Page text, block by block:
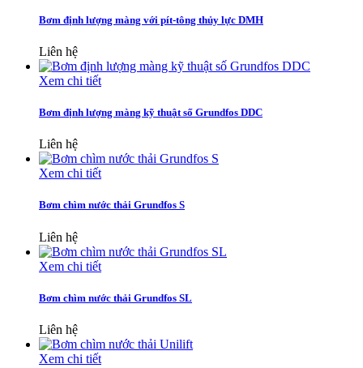
Bơm định lượng màng với pít-tông thủy lực DMH
Liên hệ
Xem chi tiết
Bơm định lượng màng kỹ thuật số Grundfos DDC
Liên hệ
Xem chi tiết
Bơm chìm nước thải Grundfos S
Liên hệ
Xem chi tiết
Bơm chìm nước thải Grundfos SL
Liên hệ
Xem chi tiết